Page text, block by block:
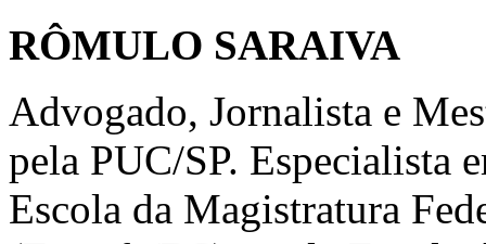
RÔMULO SARAIVA
Advogado, Jornalista e
pela PUC/SP. Especialista
Escola da Magistratura